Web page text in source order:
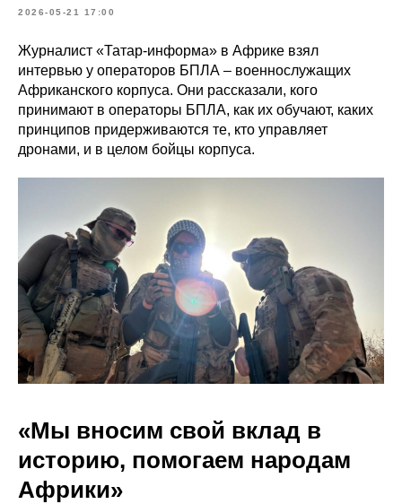
2026-05-21 17:00
Журналист «Татар-информа» в Африке взял
интервью у операторов БПЛА – военнослужащих
Африканского корпуса. Они рассказали, кого
принимают в операторы БПЛА, как их обучают, каких
принципов придерживаются те, кто управляет
дронами, и в целом бойцы корпуса.
«Мы вносим свой вклад в
историю, помогаем народам
Африки»